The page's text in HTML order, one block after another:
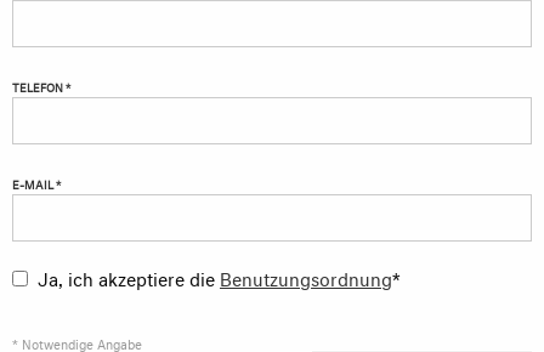
TELEFON *
E-MAIL *
Ja, ich akzeptiere die Benutzungsordnung*
* Notwendige Angabe